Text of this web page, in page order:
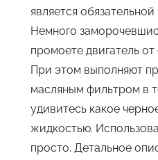
является
Немного
промоете двигатель
При этом выполняют
масляным фильтром в
удивитесь какое
жидкостью.
просто. Детальное